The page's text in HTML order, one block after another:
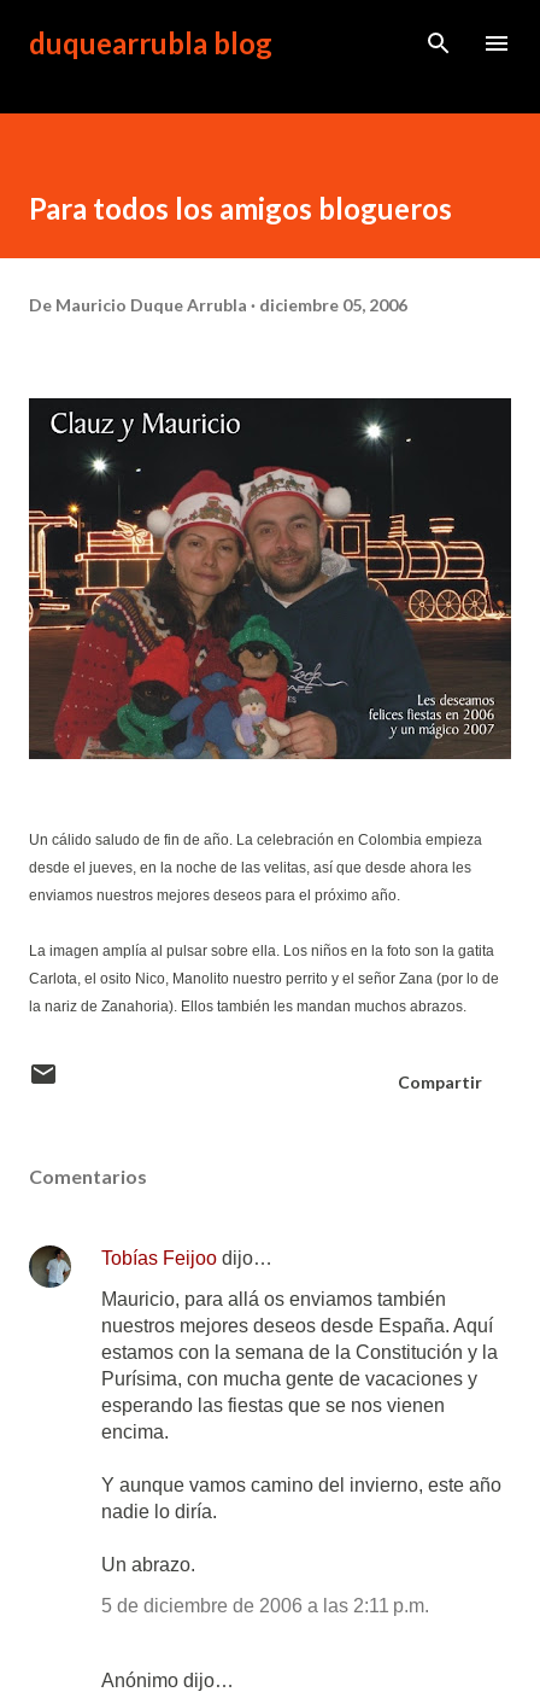
Ir al contenido principal
duquearrubla blog
Para todos los amigos blogueros
De Mauricio Duque Arrubla diciembre 05, 2006
Un cálido saludo de fin de año. La celebración en Colombia empieza
desde el jueves, en la noche de las velitas, así que desde ahora les
enviamos nuestros mejores deseos para el próximo año.
La imagen amplía al pulsar sobre ella. Los niños en la foto son la gatita
Carlota, el osito Nico, Manolito nuestro perrito y el señor Zana (por lo de
la nariz de Zanahoria). Ellos también les mandan muchos abrazos.
Compartir
Comentarios
Tobías Feijoo dijo…
Mauricio, para allá os enviamos también
nuestros mejores deseos desde España. Aquí
estamos con la semana de la Constitución y la
Purísima, con mucha gente de vacaciones y
esperando las fiestas que se nos vienen
encima.
Y aunque vamos camino del invierno, este año
nadie lo diría.
Un abrazo.
5 de diciembre de 2006 a las 2:11 p.m.
Anónimo dijo…